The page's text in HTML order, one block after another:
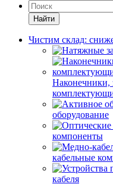
Найти
Чистим склад:
Наконечники,
оборудование
компоненты
кабельные
кабеля